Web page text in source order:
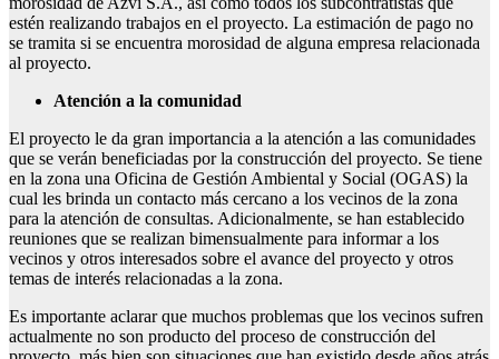
estén realizando trabajos en el proyecto. La estimación de pago no
se tramita si se encuentra morosidad de alguna empresa relacionada
al proyecto.
Atención a la comunidad
El proyecto le da gran importancia a la atención a las comunidades
que se verán beneficiadas por la construcción del proyecto. Se tiene
en la zona una Oficina de Gestión Ambiental y Social (OGAS) la
cual les brinda un contacto más cercano a los vecinos de la zona
para la atención de consultas. Adicionalmente, se han establecido
reuniones que se realizan bimensualmente para informar a los
vecinos y otros interesados sobre el avance del proyecto y otros
temas de interés relacionadas a la zona.
Es importante aclarar que muchos problemas que los vecinos sufren
actualmente no son producto del proceso de construcción del